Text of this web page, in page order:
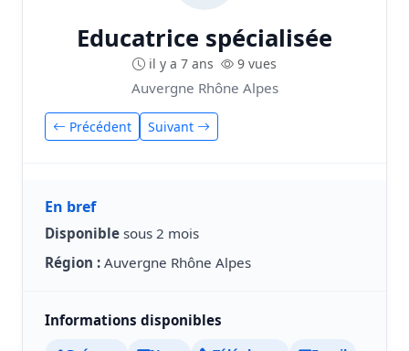
Educatrice spécialisée
il y a 7 ans 9 vues
Auvergne Rhône Alpes
Précédent Suivant
En bref
Disponible sous 2 mois
Région : Auvergne Rhône Alpes
Informations disponibles